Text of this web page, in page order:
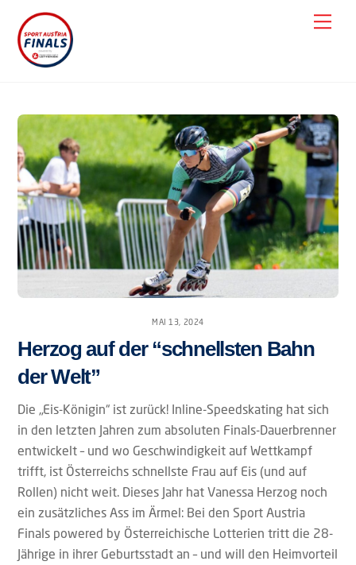
content
MAI 13, 2024
Herzog auf der “schnellsten Bahn
der Welt”
Die „Eis-Königin“ ist zurück! Inline-Speedskating hat sich
in den letzten Jahren zum absoluten Finals-Dauerbrenner
entwickelt – und wo Geschwindigkeit auf Wettkampf
trifft, ist Österreichs schnellste Frau auf Eis (und auf
Rollen) nicht weit. Dieses Jahr hat Vanessa Herzog noch
ein zusätzliches Ass im Ärmel: Bei den Sport Austria
Finals powered by Österreichische Lotterien tritt die 28-
Jährige in ihrer Geburtsstadt an – und will den Heimvorteil